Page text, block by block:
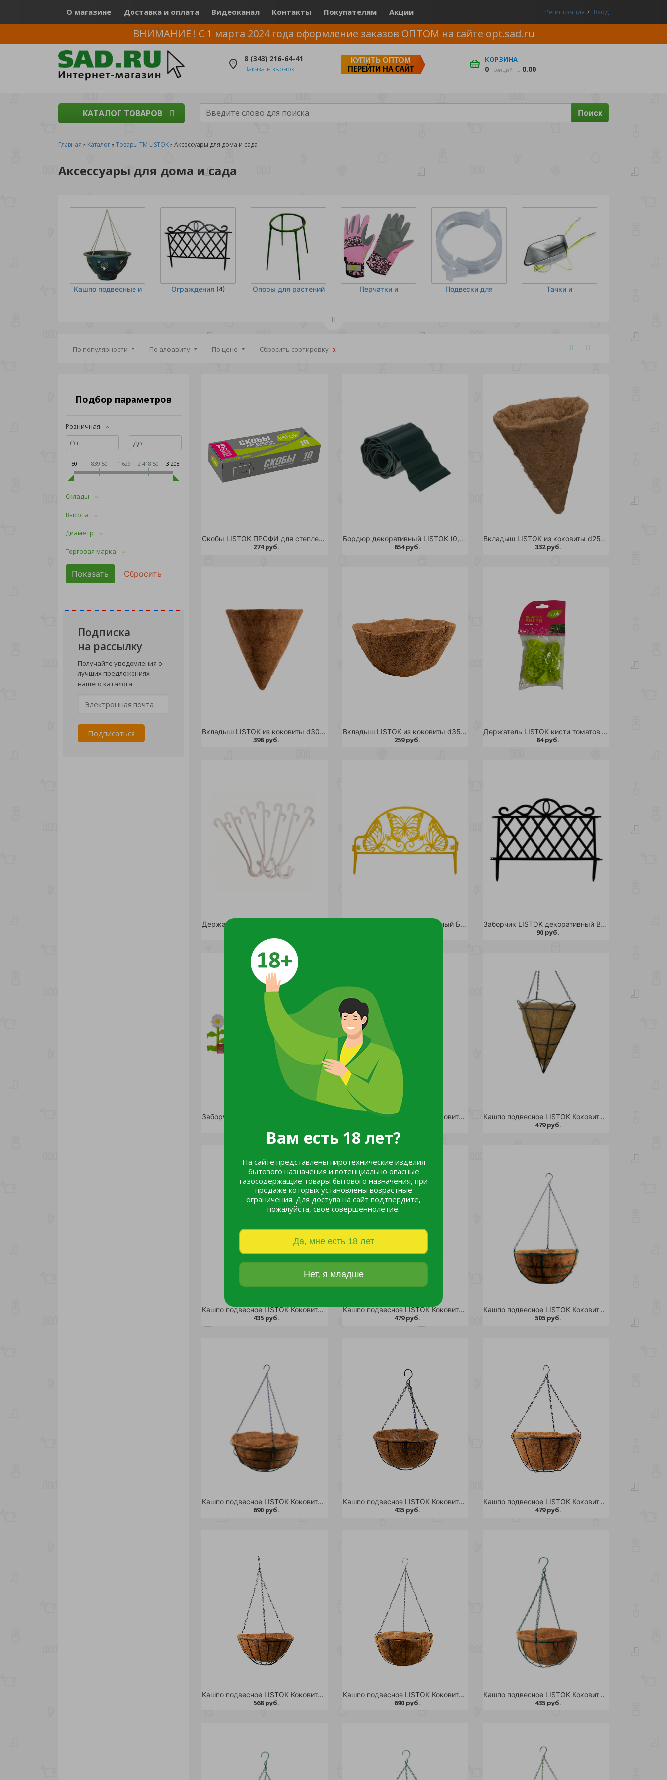
Вам есть 18 лет?
На сайте представлены пиротехнические изделия
бытового назначения и потенциально опасные
газосодержащие товары бытового назначения, при
продаже которых установлены возрастные
ограничения. Для доступа на сайт подтвердите,
пожалуйста, свое совершеннолетие.
Да, мне есть 18 лет
Нет, я младше
О магазине Доставка и оплата Видеоканал Контакты Покупателям Акции Регистрация Вход
ВНИМАНИЕ ! С 1 марта 2024 года оформление заказов ОПТОМ на сайте opt.sad.ru
8 (343) 216-64-41
Заказать звонок
КУПИТЬ ОПТОМ
ПЕРЕЙТИ НА САЙТ
КОРЗИНА
0 позиций на 0.00
КАТАЛОГ ТОВАРОВ Поиск
Главная Каталог Товары ТМ LISTOK Аксессуары для дома и сада
Аксессуары для дома и сада
Кашпо подвесные и
Ограждения (4) Опоры для растений
(36)
Перчатки и
Подвески для
растений (33)
Тачки и
(1)
Ярлыки(6)
По популярности По алфавиту По цене Сбросить сортировку
Подбор параметров
Розничная
50 839.50 1 629 2 418.50 3 208
Склады
Высота
Диаметр
Торговая марка
Подписка
на рассылку
Получайте уведомления о
лучших предложениях
нашего каталога
Cкобы LISTOK ПРОФИ для степлера 10 000 шт /10/100
274 руб.
Бордюр декоративный LISTOK (0,2*9м) /12
654 руб.
Вкладыш LISTOK из коковиты d25 /48
332 руб.
Вкладыш LISTOK из коковиты d30 /48
398 руб.
Вкладыш LISTOK из коковиты d35 /48
259 руб.
Держатель LISTOK кисти томатов 25шт / 200
84 руб.
Заборчик LISTOK декоративный БАБОЧКИ /36 Заборчик LISTOK декоративный ВЕРСАЛЬ /36
90 руб.
Кашпо подвесное LISTOK Коковита-конус d 25см /24 Кашпо подвесное LISTOK Коковита-конус d 30см /24
479 руб.
Кашпо подвесное LISTOK Коковита-ретро d 25см /24
435 руб.
Кашпо подвесное LISTOK Коковита-ретро d 30см /24
479 руб.
Кашпо подвесное LISTOK Коковита-ретро d 35см /24
505 руб.
Кашпо подвесное LISTOK Коковита-ретро d 40см /24
690 руб.
Кашпо подвесное LISTOK Коковита-соло d 25см /24
435 руб.
Кашпо подвесное LISTOK Коковита-соло d 30см /24
479 руб.
Кашпо подвесное LISTOK Коковита-соло d 35см /24
568 руб.
Кашпо подвесное LISTOK Коковита-соло d 40см /24
690 руб.
Кашпо подвесное LISTOK Коковита-стиль d 25см /24
435 руб.